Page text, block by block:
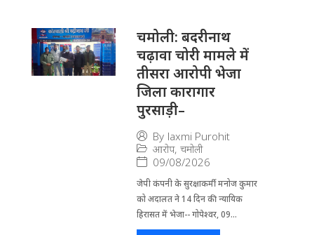
चमोली: बदरीनाथ
चढ़ावा चोरी मामले में
तीसरा आरोपी भेजा
जिला कारागार
पुरसाड़ी–
By laxmi Purohit
आरोप, चमोली
09/08/2026
जेपी कंपनी के सुरक्षाकर्मी मनोज कुमार
को अदालत ने 14 दिन की न्यायिक
हिरासत में भेजा-- गोपेश्वर, 09...